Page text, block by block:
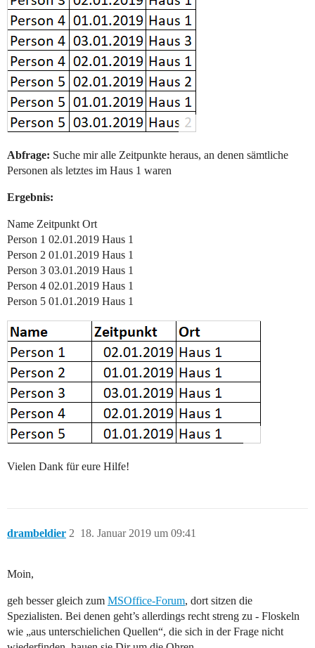
Abfrage: Suche mir alle Zeitpunkte heraus, an denen sämtliche
Personen als letztes im Haus 1 waren
Ergebnis:
Name Zeitpunkt Ort
Person 1 02.01.2019 Haus 1
Person 2 01.01.2019 Haus 1
Person 3 03.01.2019 Haus 1
Person 4 02.01.2019 Haus 1
Person 5 01.01.2019 Haus 1
Vielen Dank für eure Hilfe!
drambeldier 18. Januar 2019 um 09:41
2
Moin,
geh besser gleich zum MSOffice-Forum, dort sitzen die
Spezialisten. Bei denen geht’s allerdings recht streng zu - Floskeln
wie „aus unterschielichen Quellen“, die sich in der Frage nicht